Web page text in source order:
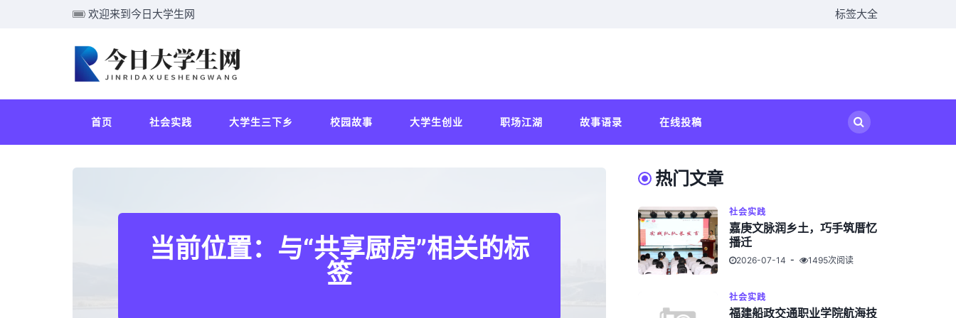
欢迎来到今日大学生网 标签大全
首页 社会实践 大学生三下乡 校园故事 大学生创业 职场江湖 故事语录 在线投稿
当前位置：与“共享厨房”相关的标
签
热门文章
社会实践
嘉庚文脉润乡土，巧手筑厝忆
播迁
2026-07-14 1495次阅读
社会实践
福建船政交通职业学院航海技